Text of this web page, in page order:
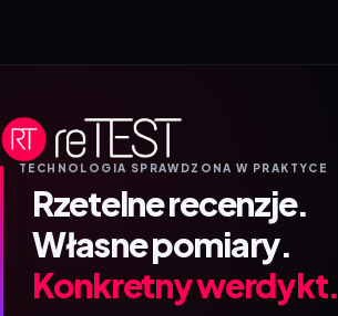
TECHNOLOGIA SPRAWDZONA W PRAKTYCE
Rzetelne recenzje.
Własne pomiary.
Konkretny werdykt.